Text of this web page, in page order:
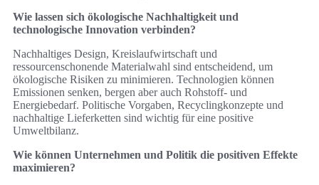
Wie lassen sich ökologische Nachhaltigkeit und
technologische Innovation verbinden?
Nachhaltiges Design, Kreislaufwirtschaft und
ressourcenschonende Materialwahl sind entscheidend, um
ökologische Risiken zu minimieren. Technologien können
Emissionen senken, bergen aber auch Rohstoff‑ und
Energiebedarf. Politische Vorgaben, Recyclingkonzepte und
nachhaltige Lieferketten sind wichtig für eine positive
Umweltbilanz.
Wie können Unternehmen und Politik die positiven Effekte
maximieren?